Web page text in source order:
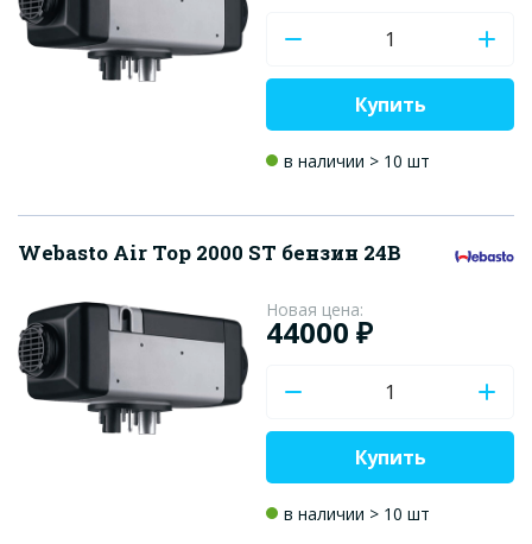
Купить
в наличии > 10 шт
Webasto Air Top 2000 ST бензин 24В
Новая цена:
44000 ₽
Купить
в наличии > 10 шт